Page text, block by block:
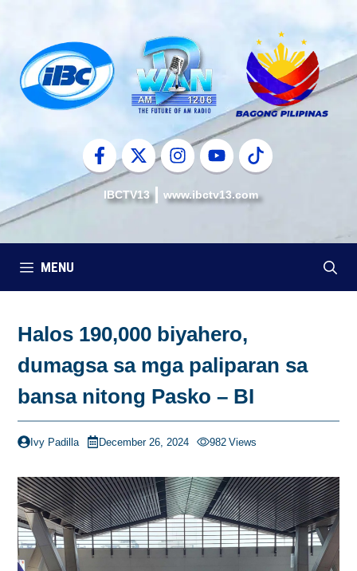
content
IBCTV13 www.ibctv13.com
MENU
Halos 190,000 biyahero,
dumagsa sa mga paliparan sa
bansa nitong Pasko – BI
Ivy Padilla December 26, 2024 982 Views